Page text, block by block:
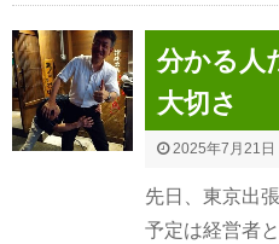
分かる人
大切さ
2025年7月21日
先日、東京出
予定は経営者